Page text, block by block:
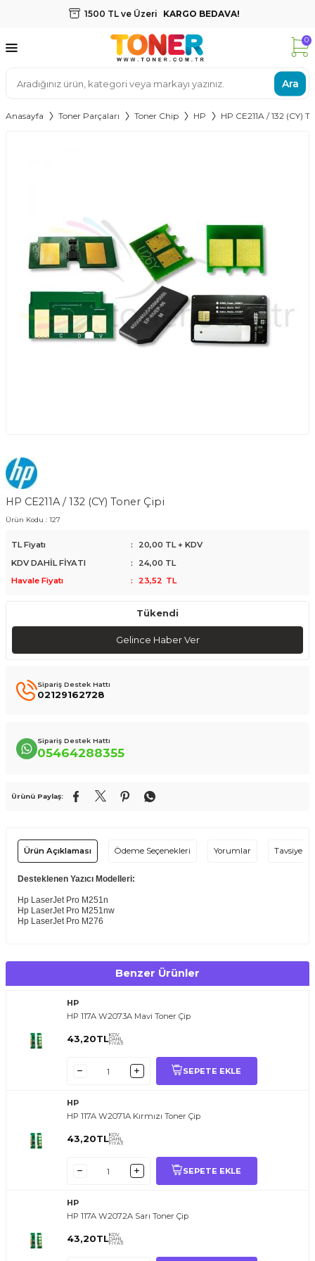
1500 TL ve Üzeri KARGO BEDAVA!
Ara
0
Anasayfa Toner Parçaları Toner Chip HP HP CE211A / 132 (CY)
HP CE211A / 132 (CY) Toner Çipi
Ürün Kodu : 127
TL Fiyatı : 20,00 TL + KDV
KDV DAHİL FİYATI
: 24,00 TL
Havale Fiyatı
: 23,52 TL
Tükendi
Gelince Haber Ver
Sipariş Destek Hattı
02129162728
Sipariş Destek Hattı
05464288355
Ürünü Paylaş:
Ürün Açıklaması Ödeme Seçenekleri Yorumlar Tavsiye Et
Desteklenen Yazıcı Modelleri:
Hp LaserJet Pro M251n
Hp LaserJet Pro M251nw
Hp LaserJet Pro M276
Benzer Ürünler
HP
HP 117A W2073A Mavi Toner Çip
43,20TLKDV
DAHİL
FİYATI
SEPETE EKLE
HP
HP 117A W2071A Kırmızı Toner Çip
43,20TLKDV
DAHİL
FİYATI
SEPETE EKLE
HP
HP 117A W2072A Sarı Toner Çip
43,20TLKDV
DAHİL
FİYATI